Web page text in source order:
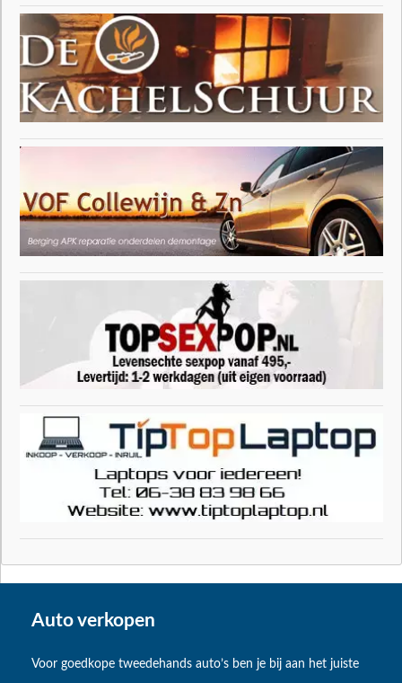
Auto verkopen
Voor goedkope tweedehands auto’s ben je bij aan het juiste